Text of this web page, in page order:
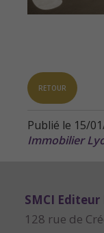
RETOUR
Publié le 15/
Immobilier
SMCI
128 rue de